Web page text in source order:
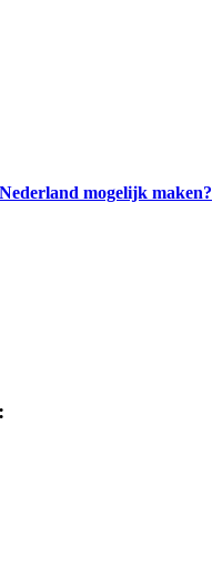
mogelijk maken?